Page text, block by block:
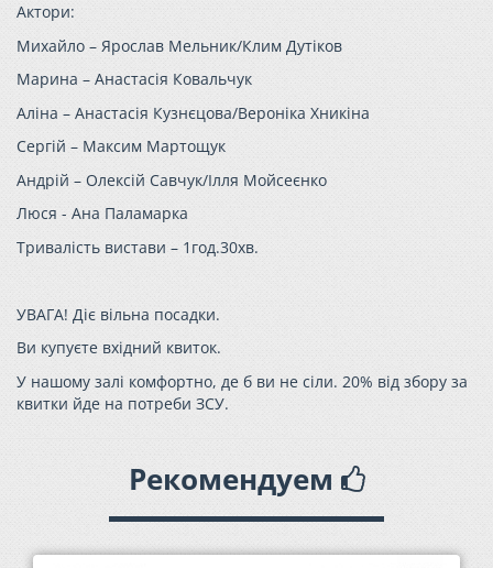
Актори:
Михайло – Ярослав Мельник/Клим Дутіков
Марина – Анастасія Ковальчук
Аліна – Анастасія Кузнєцова/Вероніка Хникіна
Сергій – Максим Мартощук
Андрій – Олексій Савчук/Ілля Мойсеєнко
Люся - Ана Паламарка
Тривалість вистави – 1год.30хв.
УВАГА! Діє вільна посадки.
Ви купуєте вхідний квиток.
У нашому залі комфортно, де б ви не сіли. 20% від збору за
квитки йде на потреби ЗСУ.
Рекомендуем